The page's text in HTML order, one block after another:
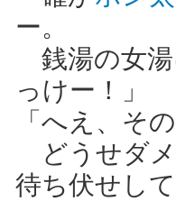
ー。
銭湯の女湯
っけー！」
「へえ、そ
どうせダメ
待ち伏せし